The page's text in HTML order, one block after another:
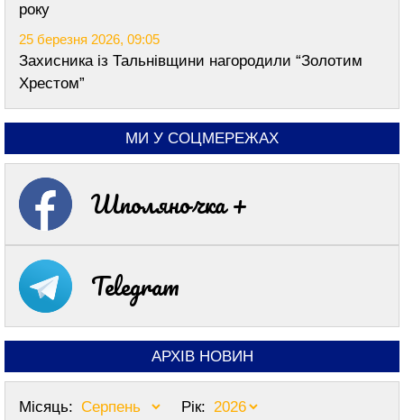
року
25 березня 2026, 09:05
Захисника із Тальнівщини нагородили “Золотим
Хрестом”
МИ У СОЦМЕРЕЖАХ
Шполяночка +
Telegram
АРХІВ НОВИН
Місяць: Рік: